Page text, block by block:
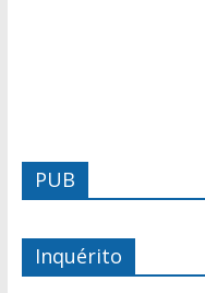
PUB
Inquérito